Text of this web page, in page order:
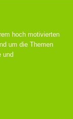
hoch motivierten
um die Themen
und